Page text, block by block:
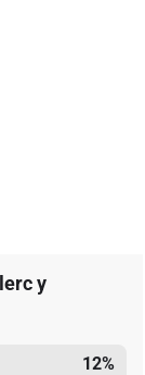
y
12%